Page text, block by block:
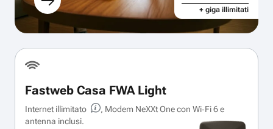
+ giga illimitati
Fastweb Casa FWA Light
Internet illimitato
, Modem NeXXt One con Wi‑Fi 6 e
antenna inclusi.